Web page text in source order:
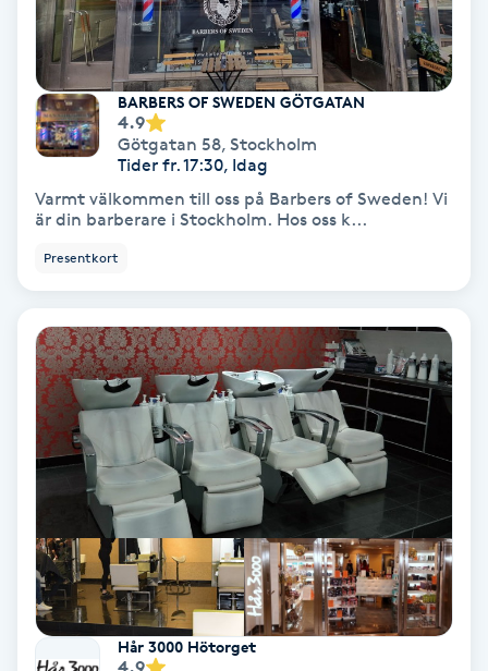
Käkledsbehandling
Kärlbehandling
Liktornar
LPG
LPG-behandling
LPG-massage
Luggklippning
BARBERS OF SWEDEN GÖTGATAN
4.9
Götgatan 58, Stockholm
Tider fr. 17:30, Idag
Varmt välkommen till oss på Barbers of Sweden! Vi
är din barberare i Stockholm. Hos oss k...
Presentkort
Hår 3000 Hötorget